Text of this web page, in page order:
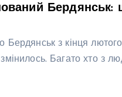
Бердянськ:
з кінця лютого
Багато хто з